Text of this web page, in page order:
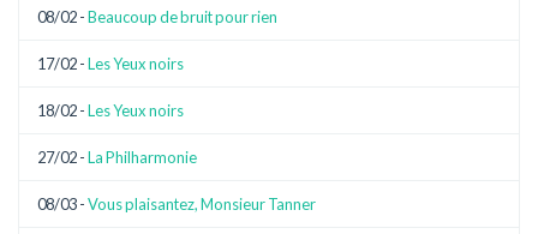
08/02 -Beaucoup de bruit pour rien
17/02 -Les Yeux noirs
18/02 -Les Yeux noirs
27/02 -La Philharmonie
08/03 -Vous plaisantez, Monsieur Tanner